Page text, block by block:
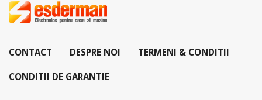
CONTACT DESPRE NOI TERMENI & CONDITII
CONDITII DE GARANTIE